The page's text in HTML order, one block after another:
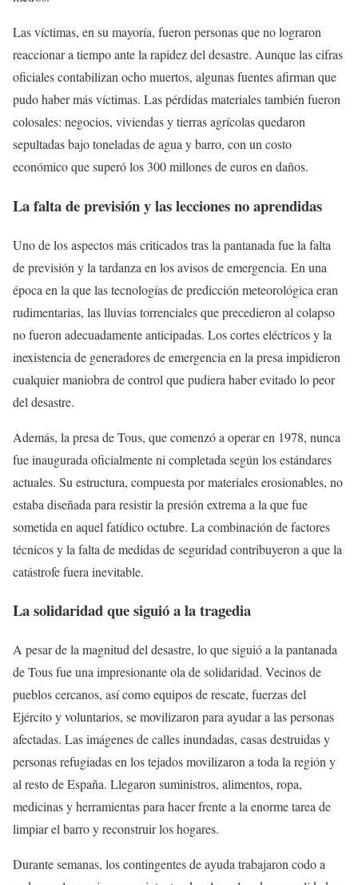
Las víctimas, en su mayoría, fueron personas que no lograron
reaccionar a tiempo ante la rapidez del desastre. Aunque las cifras
oficiales contabilizan ocho muertos, algunas fuentes afirman que
pudo haber más víctimas. Las pérdidas materiales también fueron
colosales: negocios, viviendas y tierras agrícolas quedaron
sepultadas bajo toneladas de agua y barro, con un costo
económico que superó los 300 millones de euros en daños.
La falta de previsión y las lecciones no aprendidas
Uno de los aspectos más criticados tras la pantanada fue la falta
de previsión y la tardanza en los avisos de emergencia. En una
época en la que las tecnologías de predicción meteorológica eran
rudimentarias, las lluvias torrenciales que precedieron al colapso
no fueron adecuadamente anticipadas. Los cortes eléctricos y la
inexistencia de generadores de emergencia en la presa impidieron
cualquier maniobra de control que pudiera haber evitado lo peor
del desastre.
Además, la presa de Tous, que comenzó a operar en 1978, nunca
fue inaugurada oficialmente ni completada según los estándares
actuales. Su estructura, compuesta por materiales erosionables, no
estaba diseñada para resistir la presión extrema a la que fue
sometida en aquel fatídico octubre. La combinación de factores
técnicos y la falta de medidas de seguridad contribuyeron a que la
catástrofe fuera inevitable.
La solidaridad que siguió a la tragedia
A pesar de la magnitud del desastre, lo que siguió a la pantanada
de Tous fue una impresionante ola de solidaridad. Vecinos de
pueblos cercanos, así como equipos de rescate, fuerzas del
Ejército y voluntarios, se movilizaron para ayudar a las personas
afectadas. Las imágenes de calles inundadas, casas destruidas y
personas refugiadas en los tejados movilizaron a toda la región y
al resto de España. Llegaron suministros, alimentos, ropa,
medicinas y herramientas para hacer frente a la enorme tarea de
limpiar el barro y reconstruir los hogares.
Durante semanas, los contingentes de ayuda trabajaron codo a